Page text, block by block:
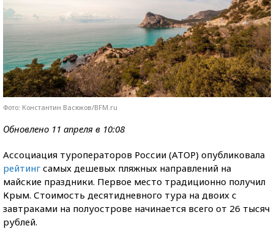
Фото: Константин Васюков/BFM.ru
Обновлено 11 апреля в 10:08
Ассоциация туроператоров России (АТОР) опубликовала
рейтинг самых дешевых пляжных направлений на
майские праздники. Первое место традиционно получил
Крым. Стоимость десятидневного тура на двоих с
завтраками на полуострове начинается всего от 26 тысяч
рублей.